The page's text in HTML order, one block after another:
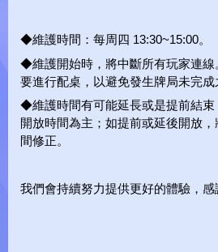
test
LOADIN
◆維護時間：每周四 13:30~15:00。
◆維護開始時，將中斷所有玩家連線
要進行配桌，以避免發生牌局未完成
◆維護時間有可能延長或是提前結束
開放時間為主；如提前或延後開放
間修正。
我們會持續努力提供更好的體驗，感